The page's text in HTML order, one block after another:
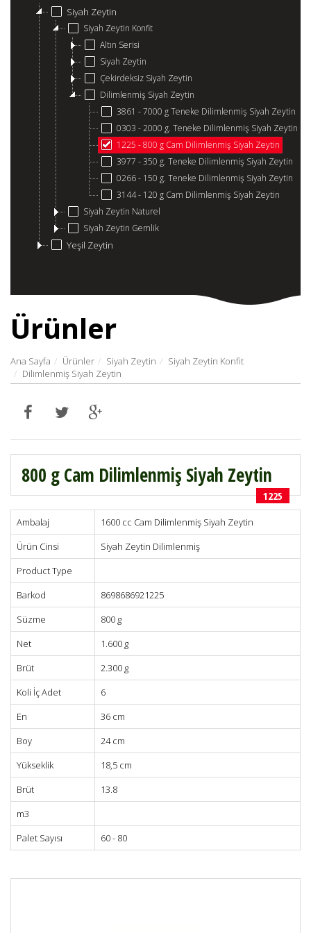
Siyah Zeytin
Siyah Zeytin Konfit
Altın Serisi
Siyah Zeytin
Çekirdeksiz Siyah Zeytin
Dilimlenmiş Siyah Zeytin
3861 - 7000 g Teneke Dilimlenmiş Siyah Zeytin
0303 - 2000 g. Teneke Dilimlenmiş Siyah Zeytin
1225 - 800 g Cam Dilimlenmiş Siyah Zeytin
3977 - 350 g. Teneke Dilimlenmiş Siyah Zeytin
0266 - 150 g. Teneke Dilimlenmiş Siyah Zeytin
3144 - 120 g Cam Dilimlenmiş Siyah Zeytin
Siyah Zeytin Naturel
Siyah Zeytin Gemlik
Yeşil Zeytin
Ürünler
Ana Sayfa Ürünler Siyah Zeytin
Siyah Zeytin Konfit
Dilimlenmiş Siyah Zeytin
800 g Cam Dilimlenmiş Siyah Zeytin
1225
Ambalaj
1600 cc Cam Dilimlenmiş Siyah Zeytin
Ürün Cinsi
Siyah Zeytin Dilimlenmiş
Product Type
Barkod
8698686921225
Süzme
800 g
Net
1.600 g
Brüt
2.300 g
Koli İç Adet
6
En
36 cm
Boy
24 cm
Yükseklik
18,5 cm
Brüt
13.8
m3
Palet Sayısı
60 - 80